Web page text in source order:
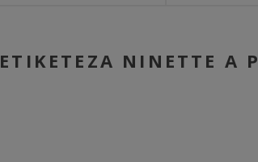
ΕΤΙΚΕΤΈΖΑ NINETTE